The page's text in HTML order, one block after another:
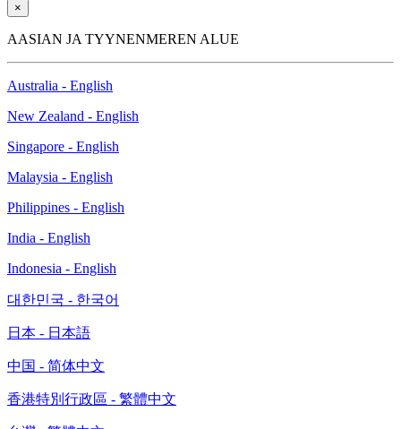
×
AASIAN JA TYYNENMEREN ALUE
Australia - English
New Zealand - English
Singapore - English
Malaysia - English
Philippines - English
India - English
Indonesia - English
대한민국 - 한국어
日本 - 日本語
中国 - 简体中文
香港特別行政區 - 繁體中文